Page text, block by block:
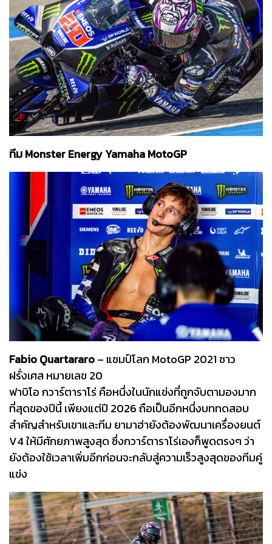
ทีม Monster Energy Yamaha MotoGP
Fabio Quartararo– แชมป์โลก MotoGP 2021 ชาว
ฝรั่งเศส หมายเลข 20
ฟาบิโอ กวาร์ตาราโร่ คือหนึ่งในนักแข่งที่ถูกจับตามองมาก
ที่สุดของปีนี้ เพียงแต่ปี 2026 ถือเป็นอีกหนึ่งบททดสอบ
สำคัญสำหรับเขาและทีม ยามาฮ่ายังต้องพัฒนาเครื่องยนต์
V4 ให้มีศักยภาพสูงสุด ซึ่งกวาร์ตาราโร่เองก็พูดตรงๆ ว่า
ยังต้องใช้เวลาเพิ่มอีกก่อนจะกลับสู่ความเร็วสูงสุดของทีมคู่
แข่ง